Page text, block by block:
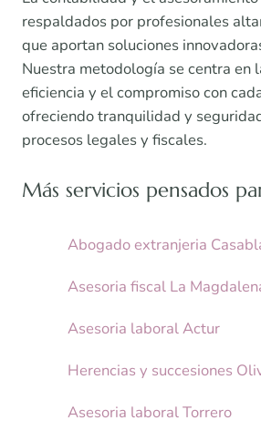
respaldados por profesionales
que aportan soluciones
Nuestra metodología se centra en
eficiencia y el compromiso con
ofreciendo tranquilidad y
procesos legales y fiscales.
Más servicios pensados
Abogado extranjeria
Asesoria fiscal La
Asesoria laboral Actur
Herencias y succesiones
Asesoria laboral Torrero